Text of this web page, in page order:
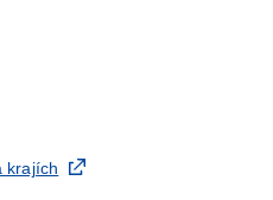
krajích